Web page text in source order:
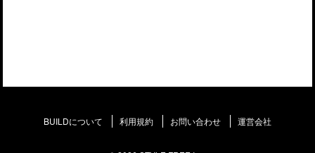
BUILDについて 利用規約 お問い合わせ 運営会社